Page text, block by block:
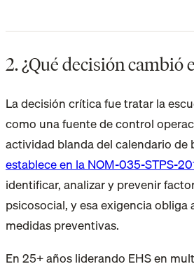
2. ¿Qué decisión cambió
La decisión crítica fue tratar la
como una fuente de control
actividad blanda del calendario de
establece en la NOM-035-STPS-
identificar, analizar y prevenir
psicosocial, y esa exigencia
medidas preventivas.
En 25+ años liderando EHS en